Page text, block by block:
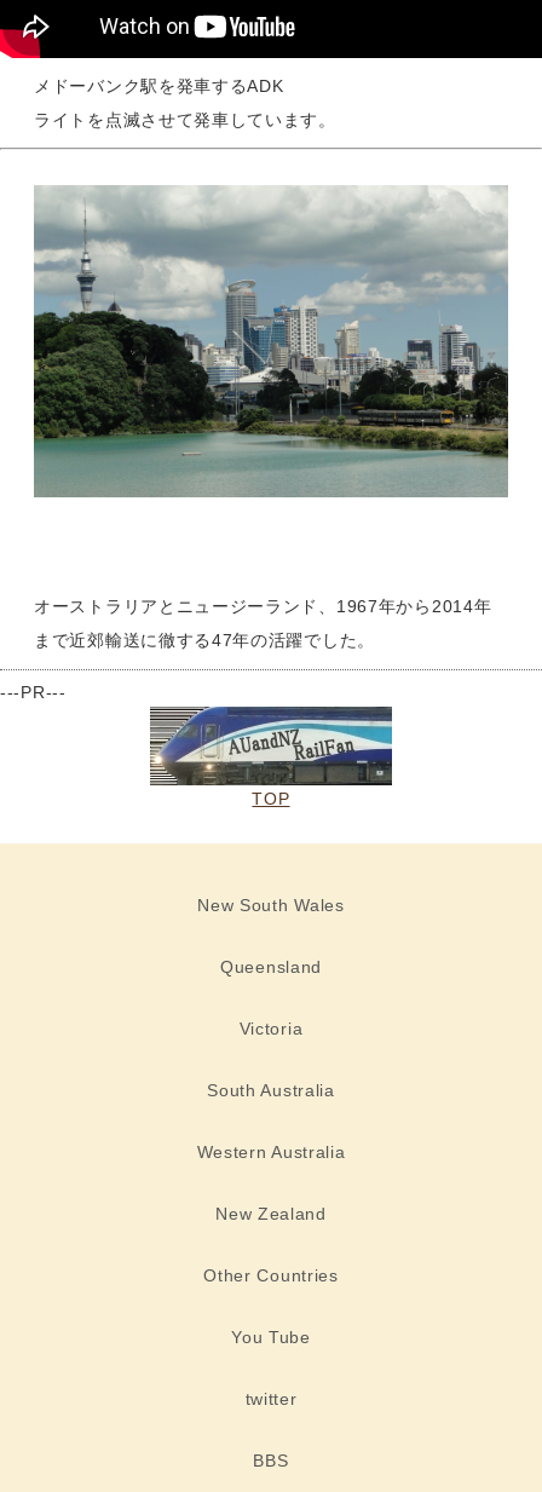
メドーバンク駅を発車するADK
ライトを点滅させて発車しています。
オーストラリアとニュージーランド、1967年から2014年
まで近郊輸送に徹する47年の活躍でした。
---PR---
TOP
New South Wales
Queensland
Victoria
South Australia
Western Australia
New Zealand
Other Countries
You Tube
twitter
BBS